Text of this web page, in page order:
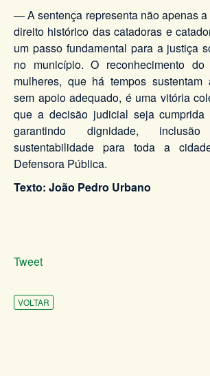
— A sentença representa não apenas
direito histórico das catadoras e
um passo fundamental para a justiça
no município. O reconhecimento do
mulheres, que há tempos
sem apoio adequado, é uma vitória
que a decisão judicial seja cumprida
garantindo dignidade,
sustentabilidade para toda a
Defensora Pública.
Texto: João Pedro Urbano
Tweet
VOLTAR